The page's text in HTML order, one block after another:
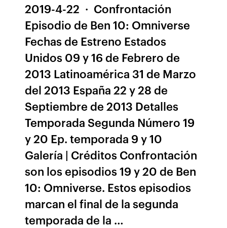
2019-4-22 · Confrontación
Episodio de Ben 10: Omniverse
Fechas de Estreno Estados
Unidos 09 y 16 de Febrero de
2013 Latinoamérica 31 de Marzo
del 2013 España 22 y 28 de
Septiembre de 2013 Detalles
Temporada Segunda Número 19
y 20 Ep. temporada 9 y 10
Galería | Créditos Confrontación
son los episodios 19 y 20 de Ben
10: Omniverse. Estos episodios
marcan el final de la segunda
temporada de la …